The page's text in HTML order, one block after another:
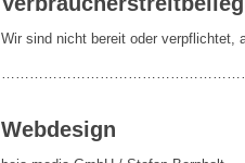
Wir sind nicht bereit oder verpflichtet,
Webdesign